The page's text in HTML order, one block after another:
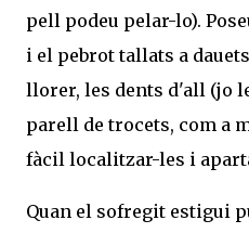
pell podeu pelar-lo).
i el pebrot tallats a
llorer, les dents d'all (jo
parell de trocets, com a
fàcil localitzar-les i
Quan el sofregit estigui